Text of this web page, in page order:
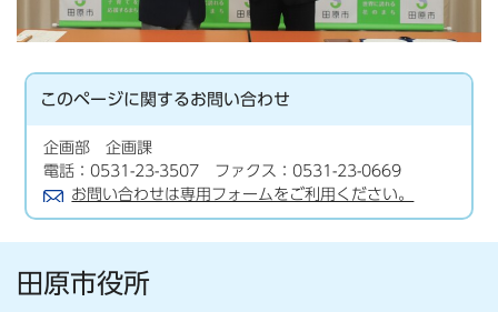
このページに関するお問い合わせ
企画部 企画課
電話：0531-23-3507 ファクス：0531-23-0669
お問い合わせは専用フォームをご利用ください。
田原市役所